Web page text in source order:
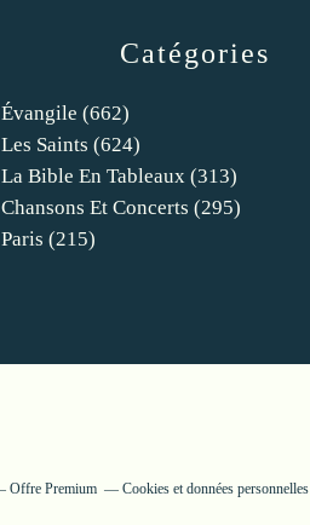
Catégories
Évangile (662)
Les Saints (624)
La Bible En Tableaux (313)
Chansons Et Concerts (295)
Paris (215)
Offre Premium Cookies et données personnelles